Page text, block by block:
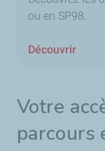
ou en SP98.
Découvrir
Votre
parcours